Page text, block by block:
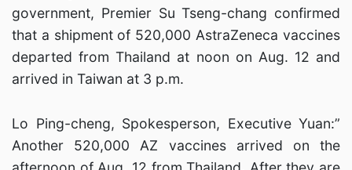
government, Premier Su Tseng-chang confirmed
that a shipment of 520,000 AstraZeneca vaccines
departed from Thailand at noon on Aug. 12 and
arrived in Taiwan at 3 p.m.
Lo Ping-cheng, Spokesperson, Executive Yuan:”
Another 520,000 AZ vaccines arrived on the